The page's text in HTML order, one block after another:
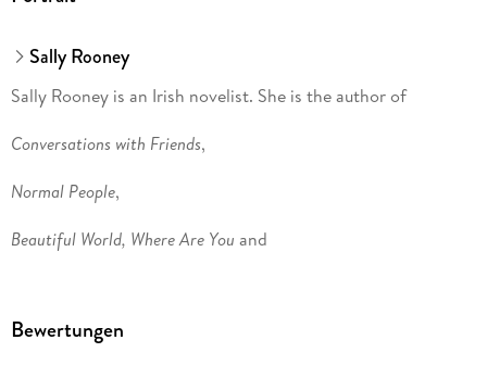
Sally Rooney
Sally Rooney is an Irish novelist. She is the author of
Conversations with Friends,
Normal People,
Beautiful World, Where Are You and
Bewertungen